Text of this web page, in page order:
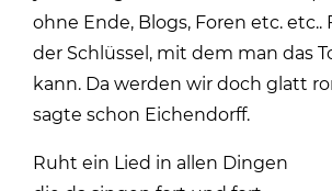
ohne Ende, Blogs, Foren etc.
der Schlüssel, mit dem man das
kann. Da werden wir doch glatt
sagte schon Eichendorff.
Ruht ein Lied in allen Dingen